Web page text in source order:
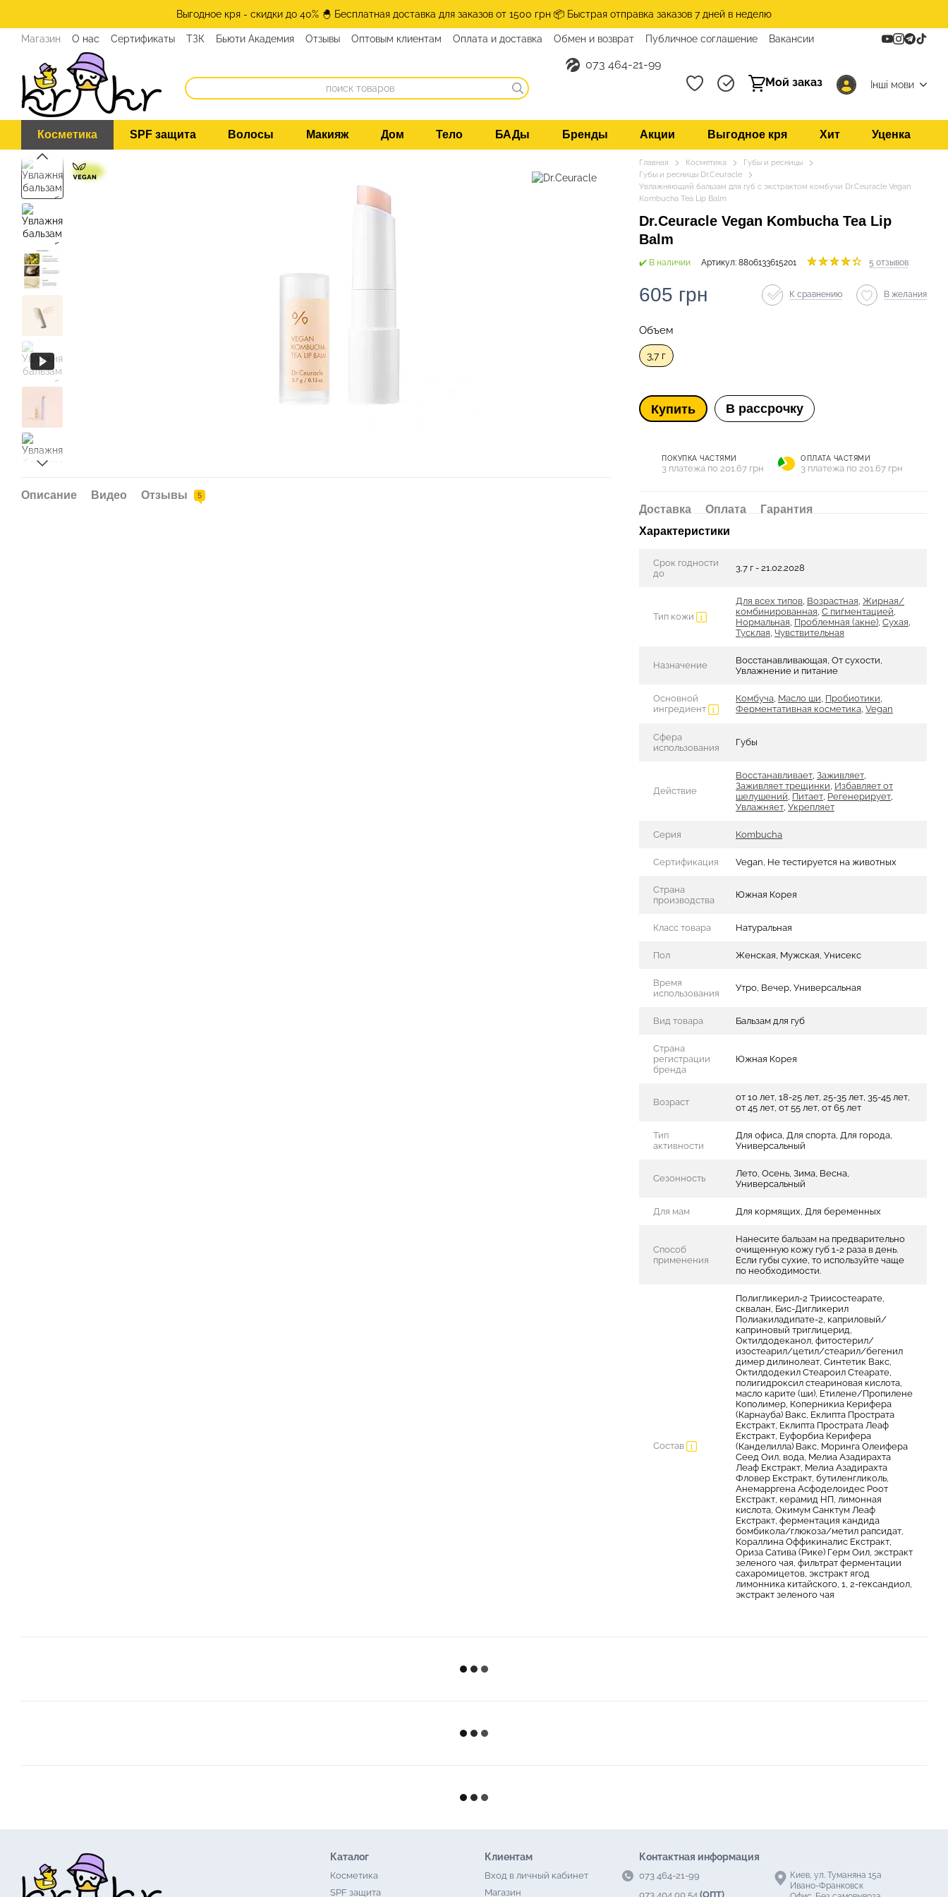
Выгодное кря - скидки до 40% 🐣 Бесплатная доставка для заказов от 1500 грн 📦 Быстрая отправка заказов 7 дней в неделю
Магазин О нас Сертификаты ТЗК Бьюти Академия Отзывы Оптовым клиентам Оплата и доставка Обмен и возврат Публичное соглашение
Вакансии
Программа лояльности
073 464-21-99
Мой заказ
Інші мови
Косметика SPF защита Волосы Макияж Дом Тело БАДы Бренды Акции Выгодное кря Хит Уценка
Описание Видео Отзывы 5
Главная Косметика
Губы и ресницы
Губы и ресницы Dr.Ceuracle
Увлажняющий бальзам для губ с экстрактом комбучи Dr.Ceuracle Vegan
Kombucha Tea Lip Balm
Dr.Ceuracle Vegan Kombucha Tea Lip
Balm
✔️ В наличии Артикул: 8806133615201 5 отзывов
605 грн К сравнению В желания
Объем
3,7 г
Купить В рассрочку
ПОКУПКА ЧАСТЯМИ
3 платежа по 201.67 грн
ОПЛАТА ЧАСТЯМИ
3 платежа по 201.67 грн
Доставка Оплата
Гарантия
Характеристики
Срок годности
до
3,7 г - 21.02.2028
Тип кожи
Для всех типов, Возрастная, Жирная/
комбинированная, С пигментацией,
Нормальная, Проблемная (акне), Сухая,
Тусклая, Чувствительная
Назначение
Восстанавливающая, От сухости,
Увлажнение и питание
Основной
ингредиент
Комбуча, Масло ши, Пробиотики,
Ферментативная косметика, Vegan
Сфера
использования
Губы
Действие
Восстанавливает, Заживляет,
Заживляет трещинки, Избавляет от
шелушений, Питает, Регенерирует,
Увлажняет, Укрепляет
Серия Kombucha
Сертификация Vegan, Не тестируется на животных
Страна
производства
Южная Корея
Класс товара Натуральная
Пол Женская, Мужская, Унисекс
Время
использования
Утро, Вечер, Универсальная
Вид товара Бальзам для губ
Страна
регистрации
бренда
Южная Корея
Возраст
от 10 лет, 18-25 лет, 25-35 лет, 35-45 лет,
от 45 лет, от 55 лет, от 65 лет
Тип
активности
Для офиса, Для спорта, Для города,
Универсальный
Сезонность
Лето, Осень, Зима, Весна,
Универсальный
Для мам Для кормящих, Для беременных
Способ
применения
Нанесите бальзам на предварительно
очищенную кожу губ 1-2 раза в день.
Если губы сухие, то используйте чаще
по необходимости.
Состав
Полигликерил-2 Триисостеарате,
сквалан, Бис-Дигликерил
Полиакиладипате-2, каприловый/
каприновый триглицерид,
Октилдодеканол, фитостерил/
изостеарил/цетил/стеарил/бегенил
димер дилинолеат, Синтетик Вакс,
Октилдодекил Стеароил Стеарате,
полигидроксил стеариновая кислота,
масло карите (ши), Етилене/Пропилене
Кополимер, Коперникиа Керифера
(Карнауба) Вакс, Еклипта Прострата
Екстракт, Еклипта Прострата Леаф
Екстракт, Еуфорбиа Керифера
(Канделилла) Вакс, Моринга Олеифера
Сеед Оил, вода, Мелиа Азадирахта
Леаф Екстракт, Мелиа Азадирахта
Фловер Екстракт, бутиленгликоль,
Анемарргена Асфоделоидес Роот
Екстракт, керамид НП, лимонная
кислота, Окимум Санктум Леаф
Екстракт, ферментация кандида
бомбикола/глюкоза/метил рапсидат,
Кораллина Оффикиналис Екстракт,
Ориза Сатива (Рике) Герм Оил, экстракт
зеленого чая, фильтрат ферментации
сахаромицетов, экстракт ягод
лимонника китайского, 1, 2-гександиол,
экстракт зеленого чая
Каталог
Косметика
SPF защита
Клиентам
Вход в личный кабинет
Магазин
Контактная информация
073 464-21-99
073 404 00 54 (ОПТ)
Киев, ул. Туманяна 15а
Ивано-Франковск